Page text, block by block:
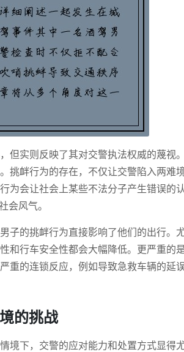
但实则反映了其对交警执法权威的蔑视
挑衅行为的存在，不仅让交警陷入两难
为会让社会上某些不法分子产生错误的
会风气。
子的挑衅行为直接影响了他们的出行。
和行车安全性都会大幅降低。更严重的
重的连锁反应，例如导致急救车辆的延
的挑战
境下，交警的应对能力和处置方式显得